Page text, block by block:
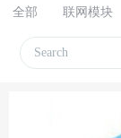
全部 联网模块